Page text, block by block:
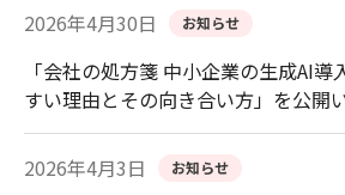
2026年4月30日 お知らせ
「会社の処方箋 中小企業の生成AI
すい理由とその向き合い方」を公開
2026年4月3日 お知らせ